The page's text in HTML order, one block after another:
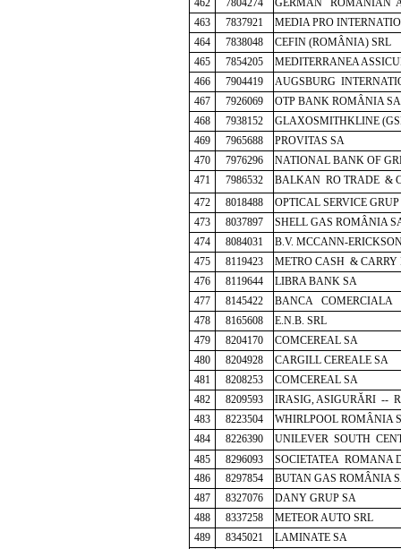
463
7837921
MEDIA PRO
464
7838048
CEFIN (ROMÂNIA) SRL
465
7854205
MEDITERRANEA
466
7904419
AUGSBURG
467
7926069
OTP BANK ROMÂNIA SA
468
7938152
GLAXOSMITHKLINE
469
7965688
PROVITAS SA
470
7976296 NATIONAL BANK OF
471
7986532
BALKAN RO TRADE &
472
8018488
OPTICAL SERVICE
473
8037897
SHELL GAS ROMÂNIA
474
8084031
B.V. MCCANN-
475
8119423
METRO CASH & CARRY
476
8119644
LIBRA BANK SA
477
8145422
BANCA COMERCIALA
478
8165608
E.N.B. SRL
479
8204170
COMCEREAL SA
480
8204928
CARGILL CEREALE SA
481
8208253
COMCEREAL SA
482
8209593
IRASIG, ASIGURĂRI --
483
8223504
WHIRLPOOL ROMÂNIA
484
8226390
UNILEVER SOUTH
485
8296093
SOCIETATEA ROMANA
486
8297854
BUTAN GAS ROMÂNIA
487
8327076
DANY GRUP SA
488
8337258
METEOR AUTO SRL
489
8345021
LAMINATE SA